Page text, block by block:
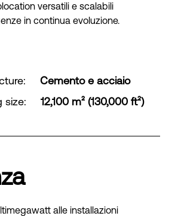
versatili e scalabili
in continua evoluzione.
:
Cemento e acciaio
size: 12,100 m² (130,000 ft²)
alle installazioni